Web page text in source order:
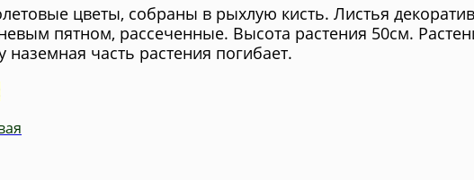
цветы, собраны в рыхлую кисть. Листья
пятном, рассеченные. Высота растения 50см.
наземная часть растения погибает.